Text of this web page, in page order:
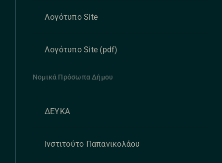
Λογότυπο Site
Λογότυπο Site (pdf)
Νομικά Πρόσωπα Δήμου
ΔΕΥΚΑ
Ινστιτούτο Παπανικολάου